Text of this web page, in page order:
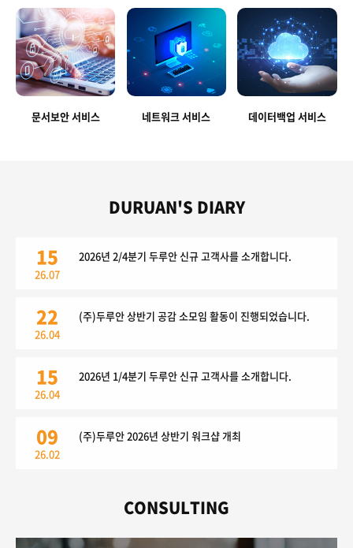
문서보안 서비스 네트워크 서비스 데이터백업 서비스
DURUAN'S DIARY
15
26.07
2026년 2/4분기 두루안 신규 고객사를 소개합니다.
22
26.04
(주)두루안 상반기 공감 소모임 활동이 진행되었습니다.
15
26.04
2026년 1/4분기 두루안 신규 고객사를 소개합니다.
09
26.02
(주)두루안 2026년 상반기 워크샵 개최
CONSULTING